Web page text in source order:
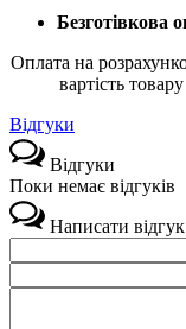
Безготівкова
Оплата на
вартість
Відгуки
Відгуки
Поки немає відгуків
Написати відгук